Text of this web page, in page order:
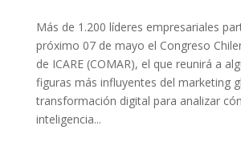
Más de 1.200 líderes empresariales
próximo 07 de mayo el Congreso
de ICARE (COMAR), el que reunirá a
figuras más influyentes del marketing
transformación digital para analizar
inteligencia...